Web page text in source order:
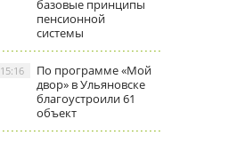
базовые принципы
пенсионной
системы
По программе «Мой
двор» в Ульяновске
благоустроили 61
объект
15:16